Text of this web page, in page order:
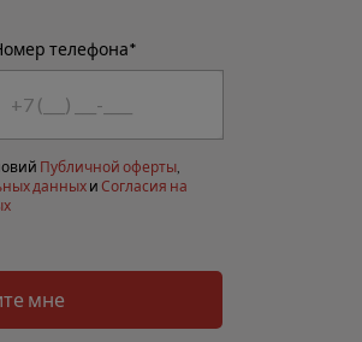
телефона*
Публичной оферты,
данных и Согласия на
мне